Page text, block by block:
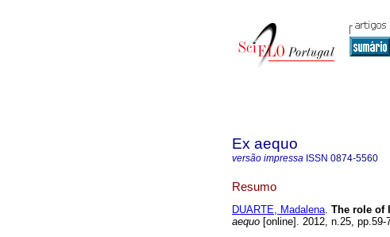
Ex aequo
versão impressa ISSN 0874-5560
Resumo
DUARTE, Madalena. The role of
aequo [online]. 2012, n.25, pp.59-